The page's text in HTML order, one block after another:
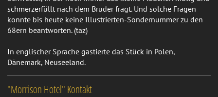
schmerzerfüllt nach dem Bruder fragt. Und solche Fragen
konnte bis heute keine Illustrierten-Sondernummer zu den
68ern beantworten. (taz)
In englischer Sprache gastierte das Stück in Polen,
Dänemark, Neuseeland.
"Morrison Hotel" Kontakt